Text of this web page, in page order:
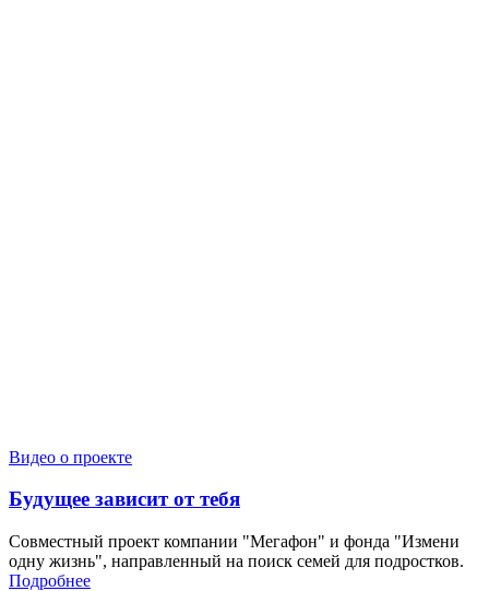
Видео о проекте
Будущее зависит от тебя
Совместный проект компании "Мегафон" и фонда "Измени
одну жизнь", направленный на поиск семей для подростков.
Подробнее